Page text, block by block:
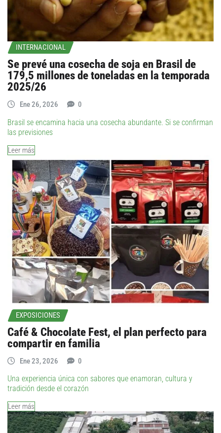
INTERNACIONAL
Se prevé una cosecha de soja en Brasil de
179,5 millones de toneladas en la temporada
2025/26
Ene 26, 2026 0
Brasil se encamina hacia una cosecha abundante. Si se confirman
las previsiones
Leer más
EXPOSICIONES
Café & Chocolate Fest, el plan perfecto para
compartir en familia
Ene 23, 2026 0
Una experiencia única con sabores que enamoran, cultura y
tradición desde el corazón
Leer más